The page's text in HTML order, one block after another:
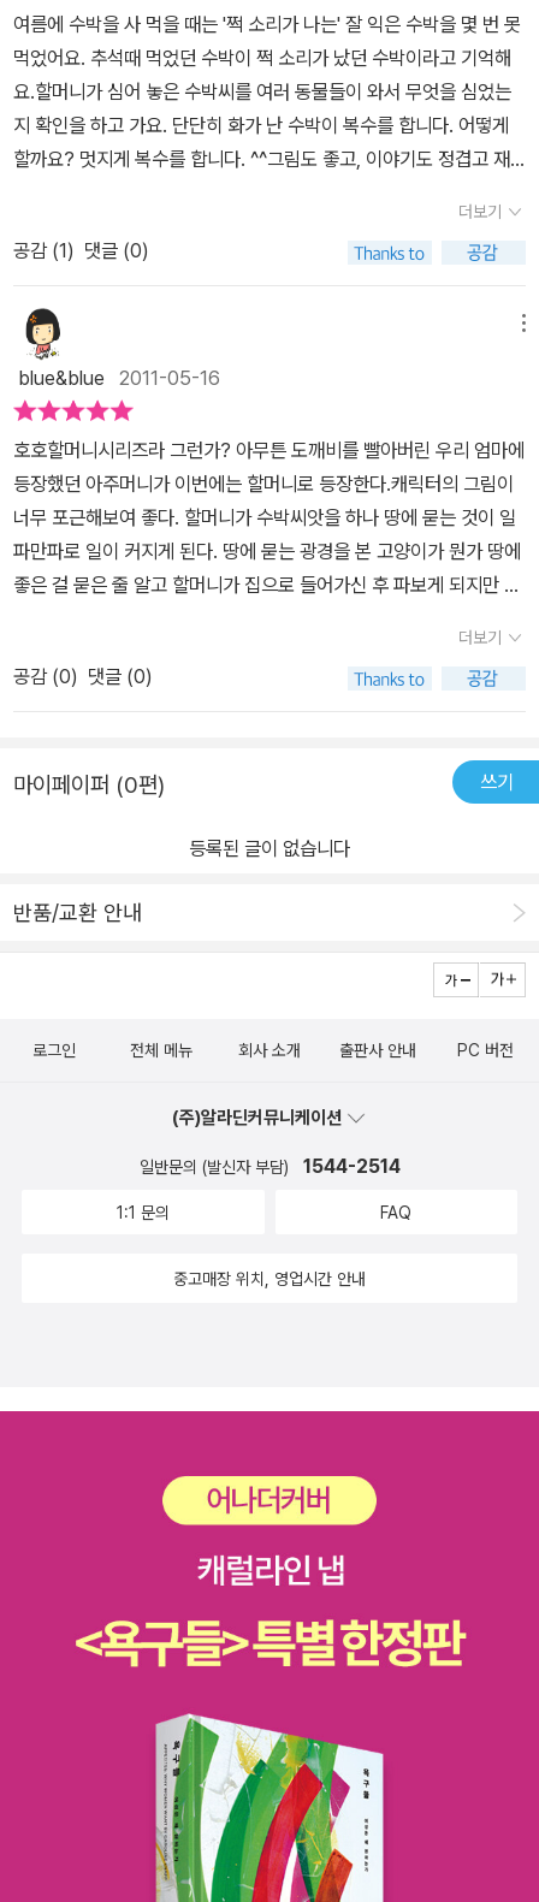
씨도 심을 수 있습니다. 학교에서도 운동장 가장자리를 따라 수박씨
를 심어서 수박꽃을 보고 수박알을 얻을 수 있습니다. 요즈음은 학교
마다 아스콘을 까느니 인조잔디를 까느니 하는데, 이런저런 것은 다
덧없어요. 엉뚱한 곳에 돈을 쓰지 말고 수박씨를 심으면 아주 즐겁습
니다. 수박씨를 심어서 기르기 어려우면 수박싹(수박 모종)을 사다가
바라보면서 ‘우와, 수박알은 이렇게 맺는구나!’ 하고 놀라리라 생각해
요. 가게에서 사다 먹는 수박이 아니라, 동네나 학교에서 손수 심어서
손수 거두는 수박알이란 대단히 맛나고 시원하리라 생각해요... 여우
가 자리를 뜨자마자, 호호할머니는 얼른 땅을 파 보았습니다. 그랬더
니 이번에도 까만 수박 씨앗만 나왔습니다. “이게 뭐야, 수박 씨앗이
잖아. 아하, 아까 내가 심었던 거구나.” 그러자 갑자기 까만 수박 씨앗
이 버럭 소리를 질렀습니다 .. (13쪽) 사토 와키코 님이 빚은 그림책
《수박 씨앗》(한림출판사,2005)을 읽습니다. 수박씨는 흙에서 태어
나 흙에서 자라고 다시 흙으로 돌아가는 아이입니다. 수박씨는 흙에
깃들면서 가장 씩씩하고, 흙과 함께 지내면서 가장 아름답습니다. 아
무렴, 씨앗인걸요. 모든 씨앗은 흙을 좋아합니다. 아니, 모든 씨앗은
흙에서 살아갑니다. 모든 씨앗은 흙 품에 안겨서 해님과 비님과 바람
씨앗》에 나오는 수박씨는 좀처럼 사랑을 못 받아요. 모두들 ‘땅에 대
수박씨’가 있다면서 섭섭해 합니다. 흙 품에 안겨서 고이 잠들어 새로
깨어나야 할 수박씨는 잠도 못 잘 뿐 아니라, 아주 골이 날 만한 말만
갈랐더니 안에서 이런 고함 소리가 들리는 것입니다. “이래도, 이래도
요. 씨앗을 심은 뒤에는 볕이 잘 들 수 있도록 마음을 기울여야 해요.
씨앗을 심은 자리에 빗물과 바람이 골고루 찾아오도록 해야 합니다.
그리고, 씨앗이 무럭무럭 자라기를 바라면서 즐겁게 노래를 부릅니
찬 열매를 맺어요. 씨앗 한 톨에 온누리가 깃듭니다. 씨앗 한 톨에서
새로운 이야기가 자랍니다. 우리 모두 씨앗을 심어요. 도시에서도 시
골에서도 우리 함께 씨앗을 심어요. 삶을 가꾸고, 밭을 가꾸며, 사랑을
여름에 수박을 사 먹을 때는 '쩍 소리가 나는' 잘 익은 수박을 몇 번 못
먹었어요. 추석때 먹었던 수박이 쩍 소리가 났던 수박이라고 기억해
요.할머니가 심어 놓은 수박씨를 여러 동물들이 와서 무엇을 심었는
지 확인을 하고 가요. 단단히 화가 난 수박이 복수를 합니다. 어떻게
할까요? 멋지게 복수를 합니다. ^^그림도 좋고, 이야기도 정겹고 재
더보기
공감 (1) 댓글 (0)
blue&blue 2011-05-16
호호할머니시리즈라 그런가? 아무튼 도깨비를 빨아버린 우리 엄마에
등장했던 아주머니가 이번에는 할머니로 등장한다.캐릭터의 그림이
너무 포근해보여 좋다. 할머니가 수박씨앗을 하나 땅에 묻는 것이 일
파만파로 일이 커지게 된다. 땅에 묻는 광경을 본 고양이가 뭔가 땅에
좋은 걸 묻은 줄 알고 할머니가 집으로 들어가신 후 파보게 되지만 기
거린다. 별것 아니라고.그다음엔 또 강아지가 고양이의 행태를 보고
땅을 파게 되고, 그다음은 토끼가, 또 그다음은 여우가, 마지막으로 다
시 호호할머니가 땅을 파게 된다.이렇게 꼬리에 꼬리를 물고 수박씨
하고 돌아선다.마지막으로 다시 땅을 판 호호할머니에게 끝내 화를
빨리 자라지 않아 이런 일이 벌어진거라고 오히려 화를 내버려 씨앗
는 것으로 치부했던 모든 동물들과 호호할머니집까지 줄기를 넓게넓
절하고, 너무 안쓰러웠다.수박씨앗의 항변이 일리가 있기에 귀여운
박씨앗.어찌보면 우리가 살아가는데 있어서 뒷담화를 좋아하는 사람
반항과, 궁금증을 못참아 땅을 파헤치는 할머니와 동물들의 모습이
너무 웃겼다. 땅속에 묻혀있던 것이 수박씨앗이라 다행이지, 만약 몇
작이 가능하다.수박씨앗과 함께 재미난 상상의 나래를 펼수 있게 도
더보기
공감 (0) 댓글 (0)
마이페이퍼 (0편) 쓰기
등록된 글이 없습니다
반품/교환 안내
로그인 전체 메뉴 회사 소개 출판사 안내 PC 버전
(주)알라딘커뮤니케이션
일반문의 (발신자 부담) 1544-2514
1:1 문의 FAQ
중고매장 위치, 영업시간 안내